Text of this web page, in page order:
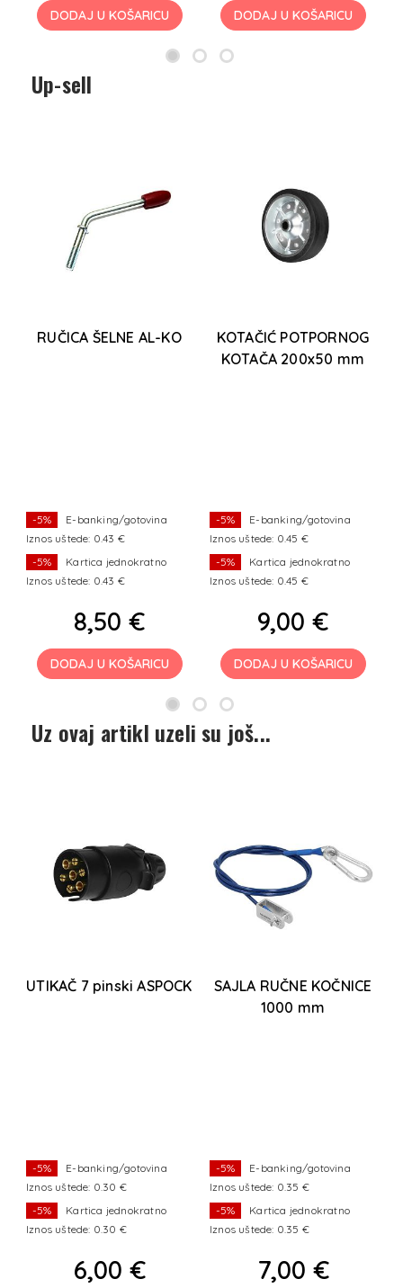
DODAJ U KOŠARICU DODAJ U KOŠARICU
Up-sell
RUČICA ŠELNE AL-KO
-5%
E-banking/gotovina
Iznos uštede: 0.43 €
-5%
Kartica jednokratno
Iznos uštede: 0.43 €
8,50 €
DODAJ U KOŠARICU
KOTAČIĆ POTPORNOG
KOTAČA 200x50 mm
-5%
E-banking/gotovina
Iznos uštede: 0.45 €
-5%
Kartica jednokratno
Iznos uštede: 0.45 €
9,00 €
DODAJ U KOŠARICU
Uz ovaj artikl uzeli su još...
UTIKAČ 7 pinski ASPOCK
-5%
E-banking/gotovina
Iznos uštede: 0.30 €
-5%
Kartica jednokratno
Iznos uštede: 0.30 €
6,00 €
SAJLA RUČNE KOČNICE
1000 mm
-5%
E-banking/gotovina
Iznos uštede: 0.35 €
-5%
Kartica jednokratno
Iznos uštede: 0.35 €
7,00 €